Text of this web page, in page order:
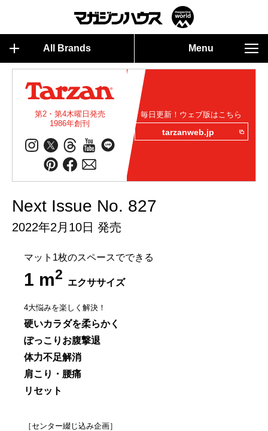
All Brands Menu
第2・第4木曜日発売
1986年創刊
毎日更新！ウェブ版はこちら
tarzanweb.jp
Next Issue No. 827
2022年2月10日 発売
マット1枚のスペースでできる
1 m2
エクササイズ
4大悩みを楽しく解決！
硬いカラダを柔らかく
ぽっこりお腹撃退
体力不足解消
肩こり・腰痛
リセット
［センター綴じ込み企画］